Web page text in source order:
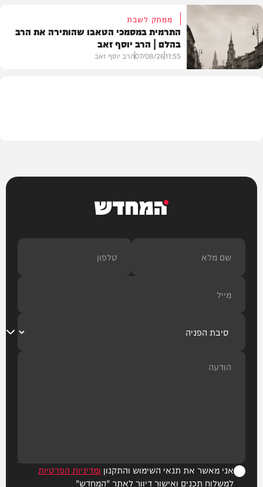
דעות
ממתק לשבת
התרמית במסמכי הטאבו שהותירה את הרב
בהלם | הרב יוסף זאב
11:55
07/08/26הרב יוסף זאב
המחדש
אני מאשר את תנאי השימוש והתקנון ומדיניות הפרטיות
למשלוח תכנים ואישור דיוור לאתר "המחדש"